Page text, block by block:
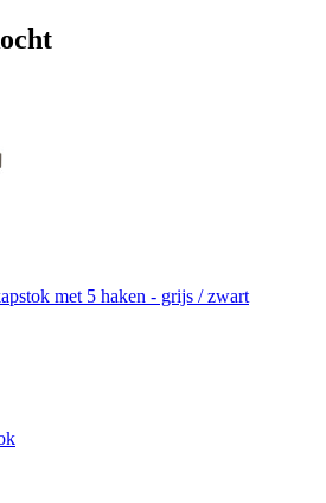
met 5 haken - grijs / zwart